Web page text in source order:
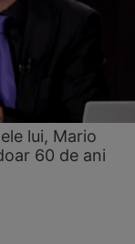
lui, Mario
60 de ani